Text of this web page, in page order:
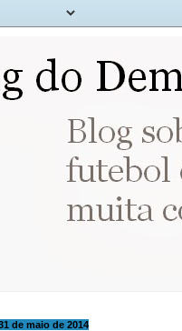
de maio de 2014